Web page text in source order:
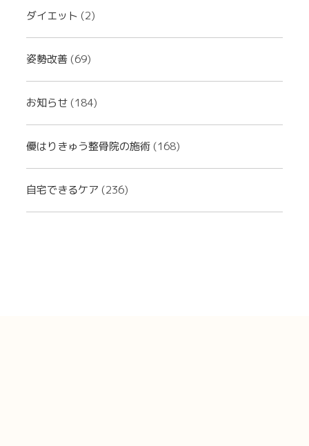
ダイエット (2)
姿勢改善 (69)
お知らせ (184)
優はりきゅう整骨院の施術 (168)
自宅できるケア (236)